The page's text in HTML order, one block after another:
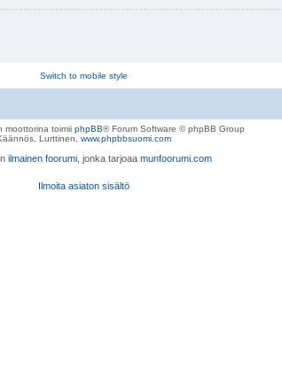
Switch to mobile style
moottorina toimii phpBB® Forum Software © phpBB Group
Lurttinen, www.phpbbsuomi.com
ilmainen foorumi , jonka tarjoaa munfoorumi.com
Ilmoita asiaton sisältö